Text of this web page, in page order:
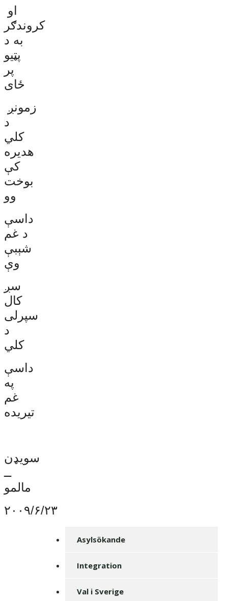
او
کروندګر
به د
پټیو
پر
ځای
زمونږ
د
کلي
هدیره
کې
بوخت
وو
داسې
د غم
شېبې
وې
سږ
کال
سپرلی
د
کلي
داسې
په
غم
تیریده
سویډن
ــ
مالمو
۲۰۰۹/۶/۲۳
Asylsökande
Integration
Val i Sverige